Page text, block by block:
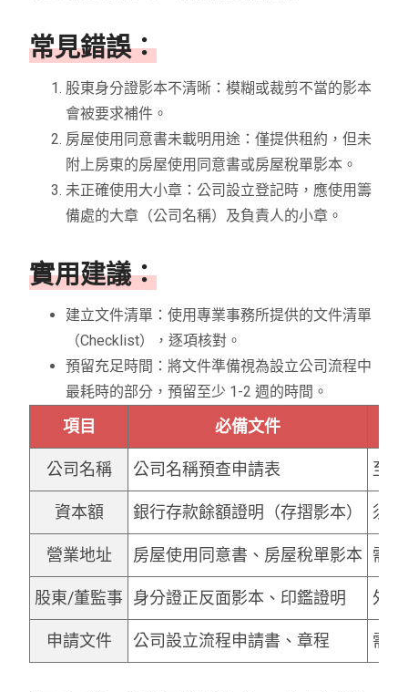
常見錯誤：
股東身分證影本不清晰：模糊或裁剪不當的影本
會被要求補件。
房屋使用同意書未載明用途：僅提供租約，但未
附上房東的房屋使用同意書或房屋稅單影本。
未正確使用大小章：公司設立登記時，應使用籌
備處的大章（公司名稱）及負責人的小章。
實用建議：
建立文件清單：使用專業事務所提供的文件清單
（Checklist），逐項核對。
預留充足時間：將文件準備視為設立公司流程中
最耗時的部分，預留至少 1-2 週的時間。
項目 必備文件
公司名稱 公司名稱預查申請表 至
資本額 銀行存款餘額證明（存摺影本） 須
營業地址 房屋使用同意書、房屋稅單影本 需
股東/董監事 身分證正反面影本、印鑑證明 外
申請文件 公司設立流程申請書、章程 需